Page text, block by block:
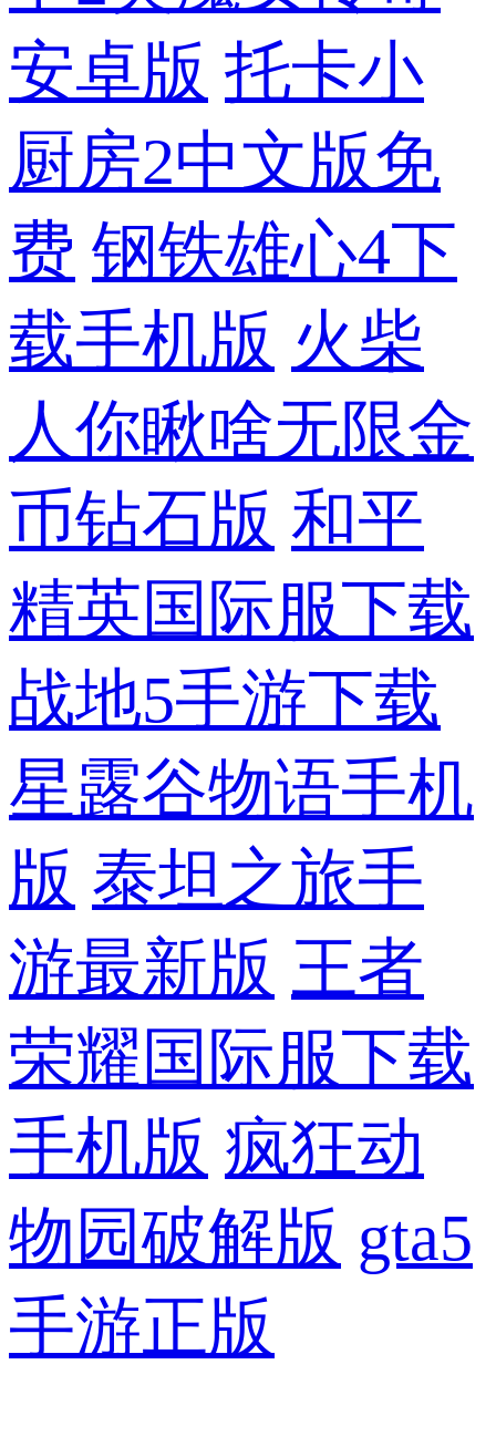
安卓版 托卡小
厨房2中文版免
费 钢铁雄心4下
载手机版 火柴
人你瞅啥无限金
币钻石版 和平
精英国际服下载
战地5手游下载
星露谷物语手机
版 泰坦之旅手
游最新版 王者
荣耀国际服下载
手机版 疯狂动
物园破解版 gta5
手游正版